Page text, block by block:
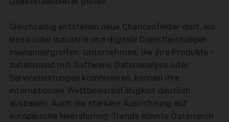
Gleichzeitig entstehen neue Chancenfelder dort, wo
klassische Industrie und digitale Dienstleistungen
ineinandergreifen. Unternehmen, die ihre Produkte ­
zunehmend mit Software, Datenanalyse oder
Serviceleistungen kombinieren, können ihre
internationale Wett­bewerbsfähigkeit deutlich
ausbauen. Auch die stärkere Ausrichtung auf
europäische Nearshoring-Trends könnte Österreich